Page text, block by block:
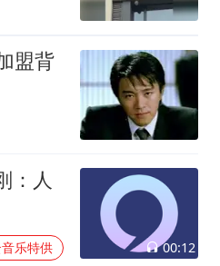
盟背
：人
乐特供 00:12